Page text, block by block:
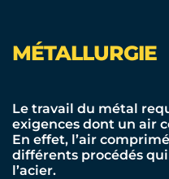
MÉTALLURGIE
Le travail du métal
exigences dont un air
En effet, l’air
différents procédés
l’acier.